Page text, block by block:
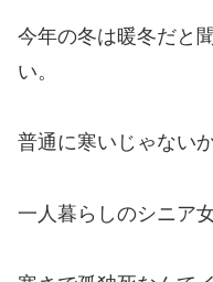
今年の冬は暖冬だと
い。
普通に寒いじゃない
一人暮らしのシニア